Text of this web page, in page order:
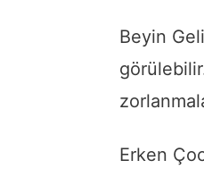
Beyin
Erken